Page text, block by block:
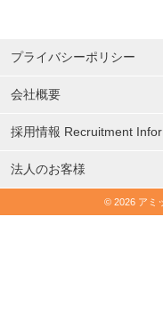
プライバシーポリシー
会社概要
採用情報 Recruitment
法人のお客様
© 2026 アミ